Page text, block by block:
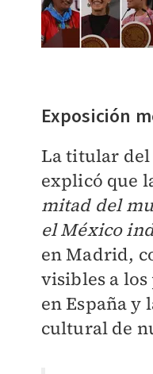
Exposición
La titular
explicó que
mitad del
el México
en Madrid,
visibles a
en España y
cultural de